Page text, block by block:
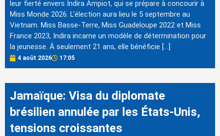
leur fierté envers Indira Ampiot, qui se prépare à concourir à
Miss Monde 2026. L'élection aura lieu le 5 septembre au
Vietnam. Miss Basse-Terre, Miss Guadeloupe 2022 et Miss
France 2023, Indira incarne un modèle de détermination pour
la jeunesse. À seulement 21 ans, elle bénéficie […]
4 août 2026 17:05
Jamaïque: Visa du diplomate
brésilien annulée par les États-Unis,
tensions croissantes